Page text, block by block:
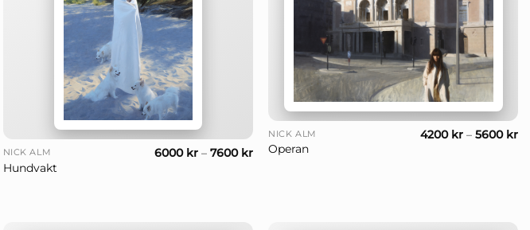
NICK ALM
Hundvakt
6000 kr– 7600 kr
NICK ALM
Operan
4200 kr –5600 kr